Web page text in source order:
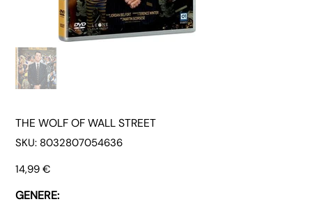
THE WOLF OF WALL STREET
SKU: SKU
8032807054636
8032807054636
Prezzo
14,99 €
GENERE: